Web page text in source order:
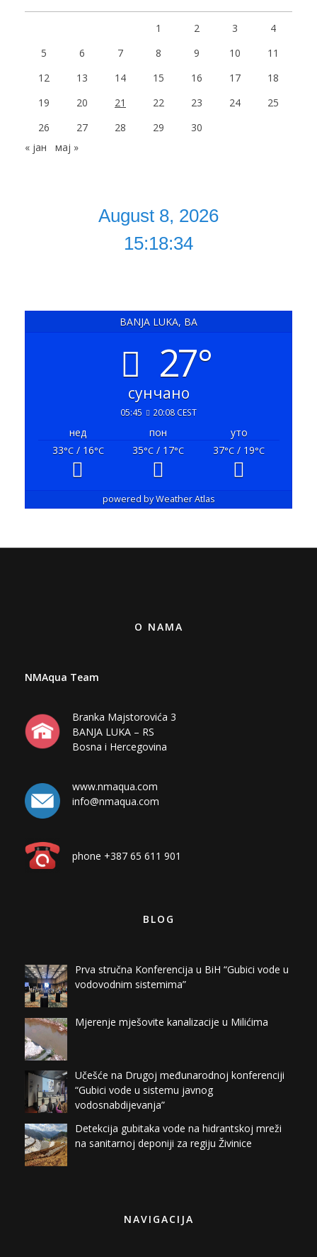
1 2 3
4
5
6 7 8 9 10
11
12
13 14 15 16 17
18
19
20 21 22 23 24
25
26
27 28 29
30
« јан
мај »
August 8, 2026
15:18:34
BANJA LUKA, BA
27°
сунчано
05:45 20:08 CEST
нед пон
уто
33°C/ 16°C 35°C / 17°C 37°C / 19°C
powered byWeather Atlas
O NAMA
NMAqua Team
Branka Majstorovića 3
BANJA LUKA – RS
Bosna i Hercegovina
www.nmaqua.com
info@nmaqua.com
phone +387 65 611 901
BLOG
Prva stručna Konferencija u BiH “Gubici vode u
vodovodnim sistemima”
Mjerenje mješovite kanalizacije u Milićima
Učešće na Drugoj međunarodnoj konferenciji
“Gubici vode u sistemu javnog
vodosnabdijevanja”
Detekcija gubitaka vode na hidrantskoj mreži
na sanitarnoj deponiji za regiju Živinice
NAVIGACIJA